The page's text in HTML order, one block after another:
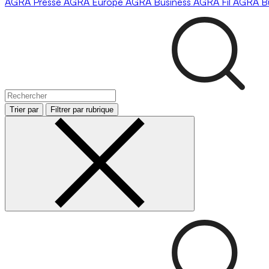
Trier par Filtrer par rubrique